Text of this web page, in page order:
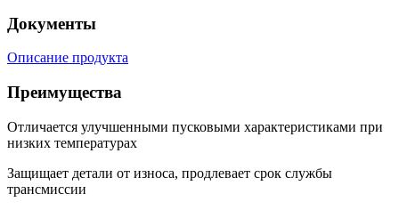
Документы
Описание продукта
Преимущества
Отличается улучшенными пусковыми характеристиками при
низких температурах
Защищает детали от износа, продлевает срок службы
трансмиссии